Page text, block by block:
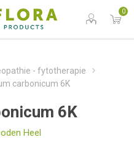
0
- fytotherapie
carbonicum 6K
6K
Heel